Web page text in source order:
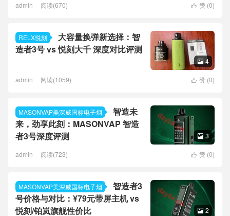
 赞 (0)
admin 阅读(670)
RELX悦刻
大容量换弹新选择：智
造者3号 vs 悦刻大千 深度对比评测
 4
 赞 (0)
admin 阅读(1059)
MASONVAP美深威国标电子烟
智造未
来，劲享此刻：MASONVAP 智造
者3号深度评测
 3
 赞 (0)
admin 阅读(723)
MASONVAP美深威国标电子烟
智造者3
号价格与对比：¥79元带屏主机 vs
悦刻/铂岚旗舰性价比
 2